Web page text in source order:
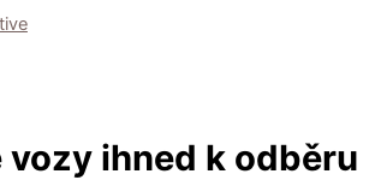
vozy ihned k odběru